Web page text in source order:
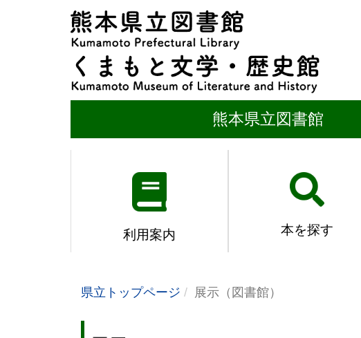
熊本県立図書館
利用案内 本を探す
県立トップページ 展示（図書館）